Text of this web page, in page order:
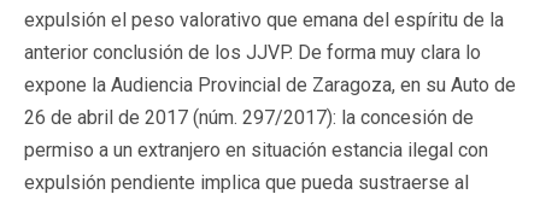
expulsión el peso valorativo que emana del espíritu de la
anterior conclusión de los JJVP. De forma muy clara lo
expone la Audiencia Provincial de Zaragoza, en su Auto de
26 de abril de 2017 (núm. 297/2017): la concesión de
permiso a un extranjero en situación estancia ilegal con
expulsión pendiente implica que pueda sustraerse al